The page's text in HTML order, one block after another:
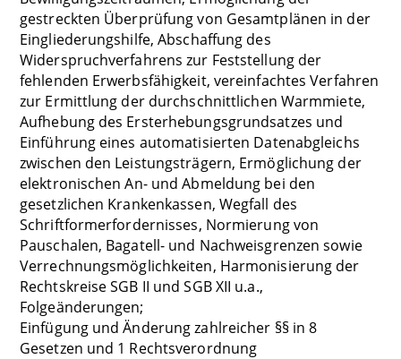
gestreckten Überprüfung von Gesamtplänen in der
Eingliederungshilfe, Abschaffung des
Widerspruchverfahrens zur Feststellung der
fehlenden Erwerbsfähigkeit, vereinfachtes Verfahren
zur Ermittlung der durchschnittlichen Warmmiete,
Aufhebung des Ersterhebungsgrundsatzes und
Einführung eines automatisierten Datenabgleichs
zwischen den Leistungsträgern, Ermöglichung der
elektronischen An- und Abmeldung bei den
gesetzlichen Krankenkassen, Wegfall des
Schriftformerfordernisses, Normierung von
Pauschalen, Bagatell- und Nachweisgrenzen sowie
Verrechnungsmöglichkeiten, Harmonisierung der
Rechtskreise SGB II und SGB XII u.a.,
Folgeänderungen;
Einfügung und Änderung zahlreicher §§ in 8
Gesetzen und 1 Rechtsverordnung